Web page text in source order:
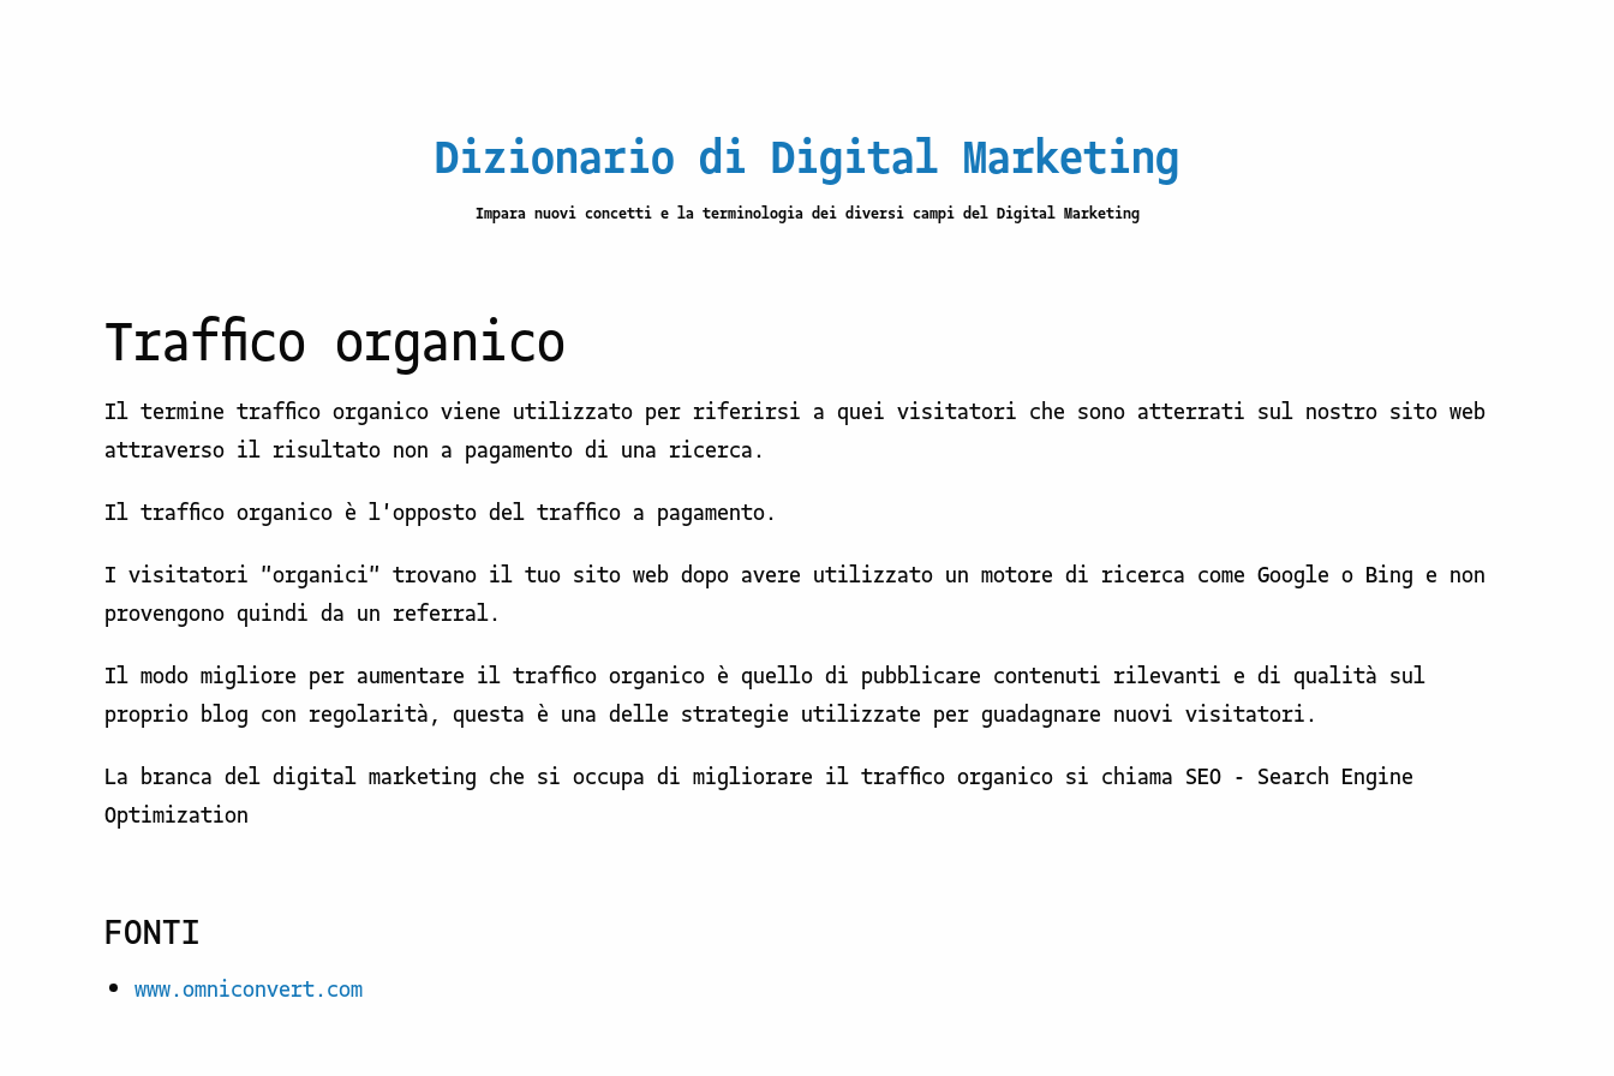
Dizionario di Digital Marketing
Impara nuovi concetti e la terminologia dei diversi campi del Digital Marketing
Traffico organico
Il termine traffico organico viene utilizzato per riferirsi a quei visitatori che sono atterrati sul nostro sito web
attraverso il risultato non a pagamento di una ricerca.
Il traffico organico è l'opposto del traffico a pagamento.
I visitatori "organici" trovano il tuo sito web dopo avere utilizzato un motore di ricerca come Google o Bing e non
provengono quindi da un referral.
Il modo migliore per aumentare il traffico organico è quello di pubblicare contenuti rilevanti e di qualità sul
proprio blog con regolarità, questa è una delle strategie utilizzate per guadagnare nuovi visitatori.
La branca del digital marketing che si occupa di migliorare il traffico organico si chiama SEO - Search Engine
Optimization
FONTI
www.omniconvert.com